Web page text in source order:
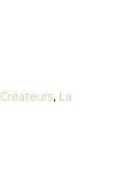
Créateurs, La